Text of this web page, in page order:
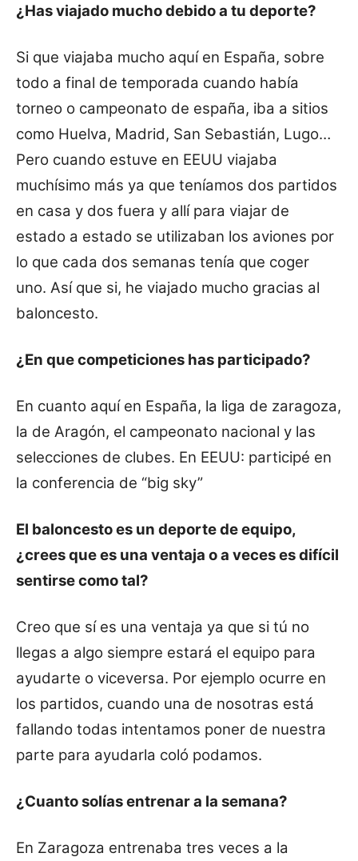
¿Has viajado mucho debido a tu deporte?
Si que viajaba mucho aquí en España, sobre
todo a final de temporada cuando había
torneo o campeonato de españa, iba a sitios
como Huelva, Madrid, San Sebastián, Lugo…
Pero cuando estuve en EEUU viajaba
muchísimo más ya que teníamos dos partidos
en casa y dos fuera y allí para viajar de
estado a estado se utilizaban los aviones por
lo que cada dos semanas tenía que coger
uno. Así que si, he viajado mucho gracias al
baloncesto.
¿En que competiciones has participado?
En cuanto aquí en España, la liga de zaragoza,
la de Aragón, el campeonato nacional y las
selecciones de clubes. En EEUU: participé en
la conferencia de “big sky”
El baloncesto es un deporte de equipo,
¿crees que es una ventaja o a veces es difícil
sentirse como tal?
Creo que sí es una ventaja ya que si tú no
llegas a algo siempre estará el equipo para
ayudarte o viceversa. Por ejemplo ocurre en
los partidos, cuando una de nosotras está
fallando todas intentamos poner de nuestra
parte para ayudarla coló podamos.
¿Cuanto solías entrenar a la semana?
En Zaragoza entrenaba tres veces a la